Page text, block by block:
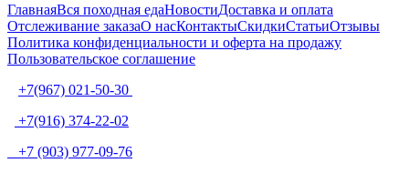
ГлавнаяВся походная едаНовостиДоставка и оплата
Отслеживание заказаО насКонтактыСкидкиСтатьиОтзывы
Политика конфиденциальности и оферта на продажу
Пользовательское соглашение
+7(967) 021-50-30
+7(916) 374-22-02
+7 (903) 977-09-76